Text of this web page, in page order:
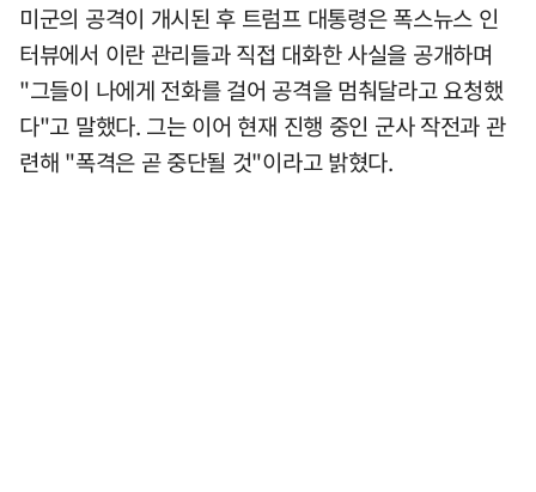
미군의 공격이 개시된 후 트럼프 대통령은 폭스뉴스 인
터뷰에서 이란 관리들과 직접 대화한 사실을 공개하며
"그들이 나에게 전화를 걸어 공격을 멈춰달라고 요청했
다"고 말했다. 그는 이어 현재 진행 중인 군사 작전과 관
련해 "폭격은 곧 중단될 것"이라고 밝혔다.